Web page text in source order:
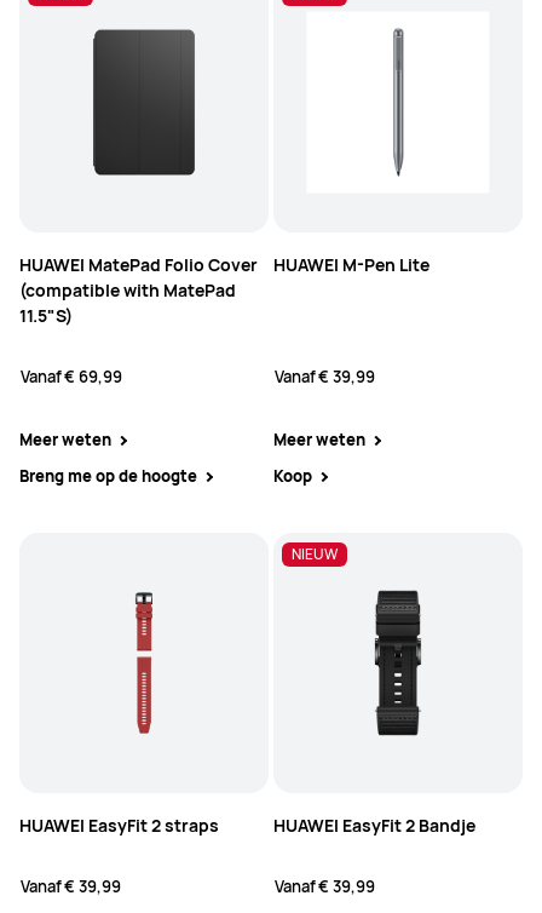
HUAWEI MatePad Folio Cover
(compatible with MatePad
11.5"S)
Vanaf€ 69,99
Meer weten
Breng me op de hoogte
HUAWEI M-Pen Lite
Vanaf€ 39,99
Meer weten
Koop
HUAWEI EasyFit 2 straps
Vanaf€ 39,99
NIEUW
HUAWEI EasyFit 2 Bandje
Vanaf€ 39,99